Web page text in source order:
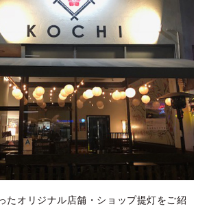
たオリジナル店舗・ショップ提灯をご紹